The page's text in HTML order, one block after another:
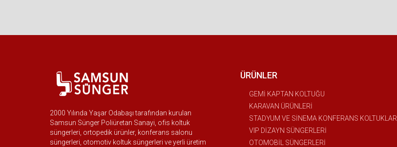
2000 Yılında Yaşar Odabaşı tarafından kurulan
Samsun Sünger Poliüretan Sanayi, ofis koltuk
süngerleri, ortopedik ürünler, konferans salonu
süngerleri, otomotiv koltuk süngerleri ve yerli üretim
ÜRÜNLER
GEMİ KAPTAN KOLTUĞU
KARAVAN ÜRÜNLERİ
STADYUM VE SİNEMA KONFERANS KOLTUKLARI
VIP DİZAYN SÜNGERLERİ
OTOMOBİL SÜNGERLERİ